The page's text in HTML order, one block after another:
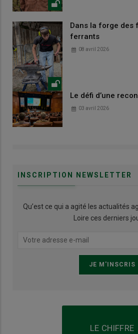
Dans la forge des
ferrants
08 avril 2026
Le défi d’une
03 avril 2026
INSCRIPTION NEWSLETTER
Qu’est ce qui a agité les actualités
Loire ces derniers
LE CHIFFRE